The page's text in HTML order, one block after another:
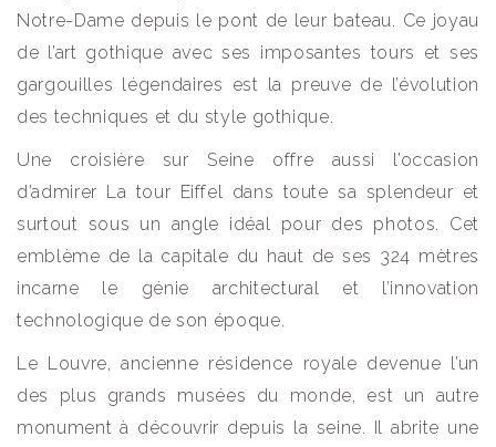
Notre-Dame depuis le pont de leur bateau. Ce joyau
de l’art gothique avec ses imposantes tours et ses
gargouilles légendaires est la preuve de l’évolution
des techniques et du style gothique.
Une croisière sur Seine offre aussi l’occasion
d’admirer La tour Eiffel dans toute sa splendeur et
surtout sous un angle idéal pour des photos. Cet
emblème de la capitale du haut de ses 324 mètres
incarne le génie architectural et l’innovation
technologique de son époque.
Le Louvre, ancienne résidence royale devenue l’un
des plus grands musées du monde, est un autre
monument à découvrir depuis la seine. Il abrite une